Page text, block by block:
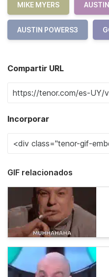
MIKE MYERS
AUSTIN POWERS3
Compartir URL
Incorporar
GIF relacionados